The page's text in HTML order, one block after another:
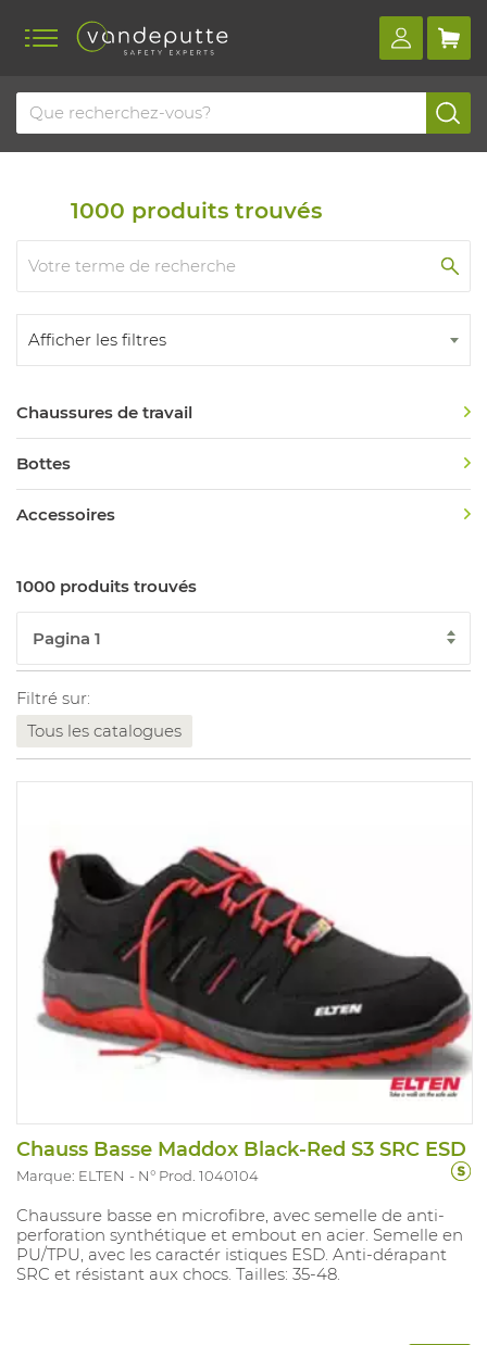
Home
Aperçu des produits
Chaussures de sécurité
Chaussures de sécurité
1000 produits trouvés
Afficher les filtres
Chaussures de travail
Bottes
Accessoires
1000 produits trouvés
Filtré sur:
Tous les catalogues
Chauss Basse Maddox Black-Red S3 SRC ESD
Marque: ELTEN N° Prod. 1040104
Chaussure basse en microfibre, avec semelle de anti-
perforation synthétique et embout en acier. Semelle en
PU/TPU, avec les caractér istiques ESD. Anti-dérapant
SRC et résistant aux chocs. Tailles: 35-48.